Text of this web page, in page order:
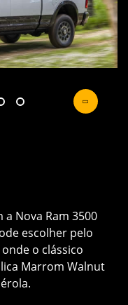
Nova Ram 3500
escolher pelo
o clássico
Marrom Walnut